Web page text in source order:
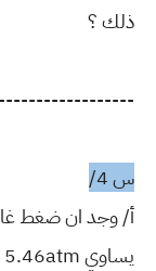
ذلك ؟
س 4/